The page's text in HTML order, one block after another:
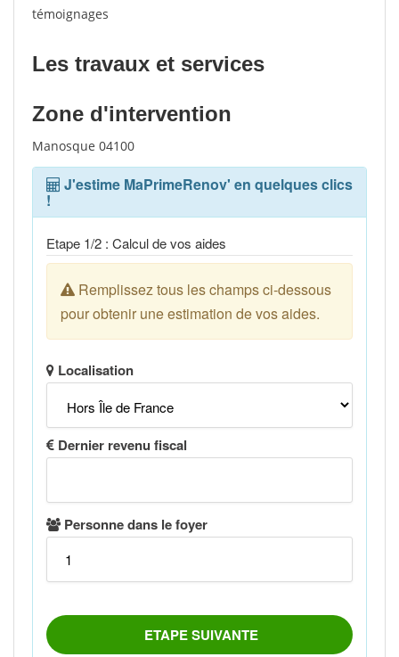
témoignages
Les travaux et services
Zone d'intervention
Manosque 04100